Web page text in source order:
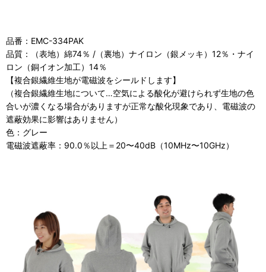
品番：EMC-334PAK
品質：（表地）綿74％ /（裏地）ナイロン（銀メッキ）12％・ナイ
ロン（銅イオン加工）14％
【複合銀繊維生地が電磁波をシールドします】
（複合銀繊維生地について…空気による酸化が避けられず生地の色
合いが濃くなる場合がありますが正常な酸化現象であり、電磁波の
遮蔽効果に影響はありません）
色：グレー
電磁波遮蔽率：90.0％以上＝20〜40dB（10MHz〜10GHz）